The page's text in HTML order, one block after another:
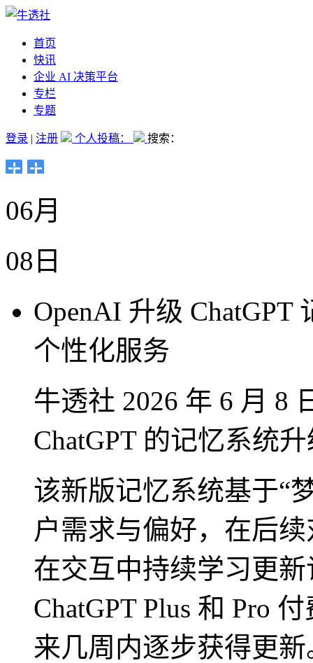
首页
快讯
企业 AI 决策平台
专栏
专题
登录 | 注册 个人投稿： 搜索：
06月
08日
OpenAI 升级
个性化服务
牛透社 2026 年 6 月 8
ChatGPT 的记忆系统
该新版记忆系统基于“
户需求与偏好，在后
在交互中持续学习更
ChatGPT Plus 和 Pro
来几周内逐步获得更